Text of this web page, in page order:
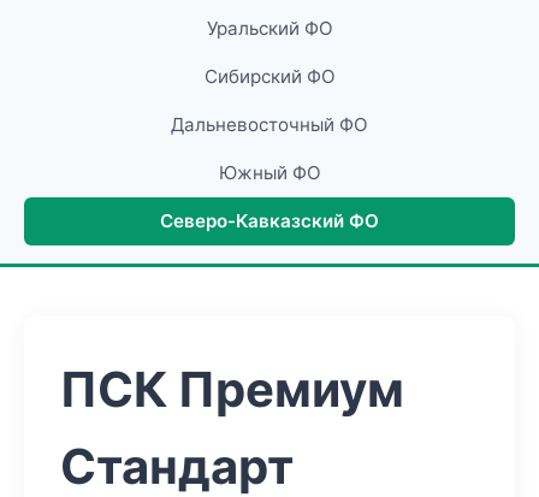
Уральский ФО
Сибирский ФО
Дальневосточный ФО
Южный ФО
Северо-Кавказский ФО
ПСК Премиум
Стандарт